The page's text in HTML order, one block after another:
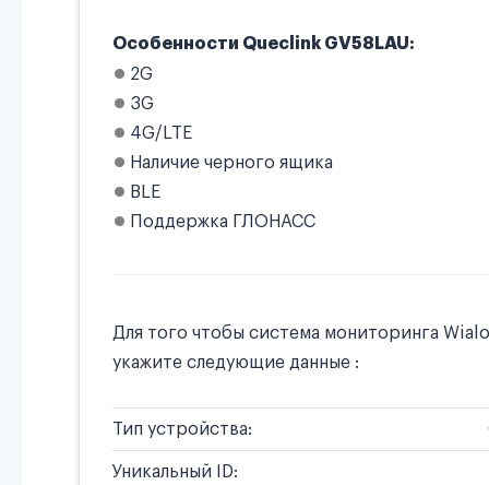
Особенности Queclink GV58LAU:
2G
3G
4G/LTE
Наличие черного ящика
BLE
Поддержка ГЛОНАСС
Для того чтобы система мониторинга
укажите следующие данные :
Тип устройства:
Уникальный ID: